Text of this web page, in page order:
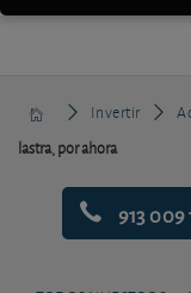
Invertir
lastra, por ahora
913 009